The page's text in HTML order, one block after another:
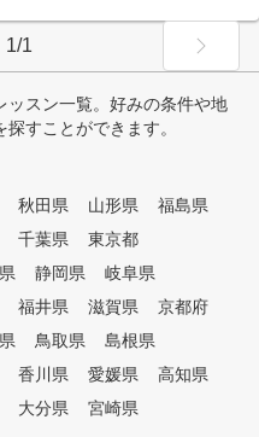
1/1
ッスン一覧。好みの条件や地
すことができます。
秋田県 山形県
福島県
千葉県
東京都
静岡県
岐阜県
福井県 滋賀県
京都府
鳥取県
島根県
香川県 愛媛県
高知県
大分県
宮崎県